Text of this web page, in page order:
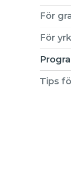
För
För
Tips